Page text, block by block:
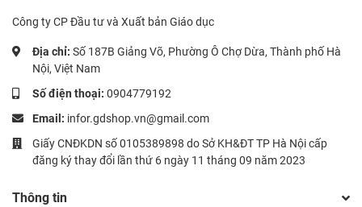
Công ty CP Đầu tư và Xuất bản Giáo dục
Địa chỉ: Số 187B Giảng Võ, Phường Ô Chợ Dừa, Thành phố Hà
Nội, Việt Nam
Số điện thoại: 0904779192
Email: infor.gdshop.vn@gmail.com
Giấy CNĐKDN số 0105389898 do Sở KH&ĐT TP Hà Nội cấp
đăng ký thay đổi lần thứ 6 ngày 11 tháng 09 năm 2023
Thông tin